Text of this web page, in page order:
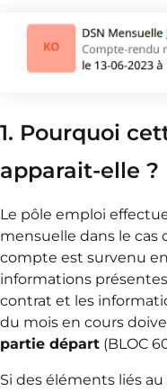
1. Pourquoi
apparait-elle ?
Le pôle emploi
mensuelle dans le cas
compte est survenu
informations
contrat et les
du mois en cours
partie départ (BLOC
Si des éléments liés